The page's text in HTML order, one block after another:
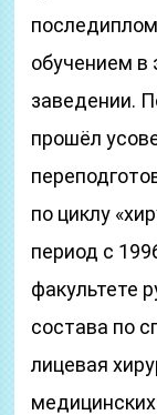
обучением
заведении.
прошёл
по циклу
период с
факультете
состава по
лицевая
медицинских